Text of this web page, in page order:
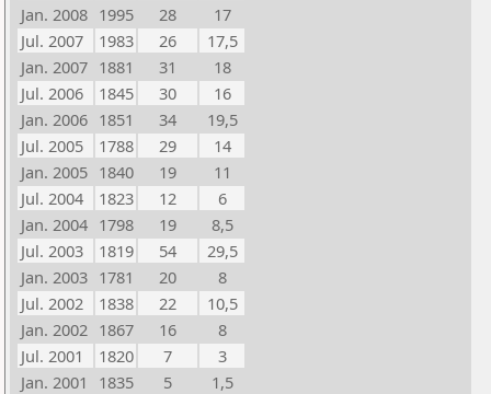
Jan. 2008 1995 28
17
Jul. 2007
1983 26
17,5
Jan. 2007 1881 31
18
Jul. 2006
1845 30
16
Jan. 2006 1851 34
19,5
Jul. 2005
1788 29
14
Jan. 2005 1840 19
11
Jul. 2004
1823 12
6
Jan. 2004 1798 19
8,5
Jul. 2003
1819 54
29,5
Jan. 2003 1781 20
8
Jul. 2002
1838 22
10,5
Jan. 2002 1867 16
8
Jul. 2001
1820 7
3
Jan. 2001
1835 5
1,5